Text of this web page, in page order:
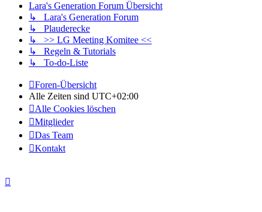
Lara's Generation Forum Übersicht
↳ Lara's Generation Forum
↳ Plauderecke
↳ >> LG Meeting Komitee <<
↳ Regeln & Tutorials
↳ To-do-Liste
Foren-Übersicht
Alle Zeiten sind UTC+02:00
Alle Cookies löschen
Mitglieder
Das Team
Kontakt